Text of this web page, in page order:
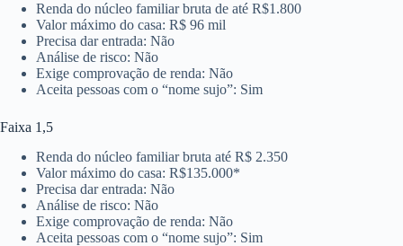
Renda do núcleo familiar bruta de até R$1.800
Valor máximo do casa: R$ 96 mil
Precisa dar entrada: Não
Análise de risco: Não
Exige comprovação de renda: Não
Aceita pessoas com o “nome sujo”: Sim
Faixa 1,5
Renda do núcleo familiar bruta até R$ 2.350
Valor máximo do casa: R$135.000*
Precisa dar entrada: Não
Análise de risco: Não
Exige comprovação de renda: Não
Aceita pessoas com o “nome sujo”: Sim